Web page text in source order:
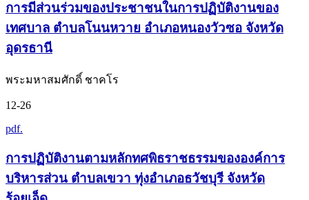
การมีส่วนร่วมของประชาชนในการปฏิบัติงานของ
เทศบาล ตำบลโนนหวาย อำเภอหนองวัวซอ จังหวัด
อุดรธานี
พระมหาสมศักดิ์ ชาคโร
12-26
pdf.
การปฏิบัติงานตามหลักทศพิธราชธรรมขององค์การ
บริหารส่วน ตำบลเขวา ทุ่งอำเภอธวัชบุรี จังหวัด